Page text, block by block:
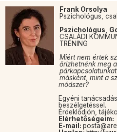
Frank Orsolya
Pszichológus,
Pszichológus,
CSALÁDI
TRÉNING
Miért nem értek
őrizhetnénk meg
másként, mint a
módszer?
Egyéni
beszélgetéssel.
Érdeklődjön,
Elérhetőségeim:
E-mail: